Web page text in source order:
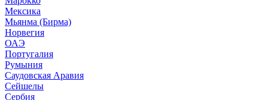
Мексика
Мьянма (Бирма)
Норвегия
ОАЭ
Португалия
Румыния
Саудовская Аравия
Сейшелы
Сербия